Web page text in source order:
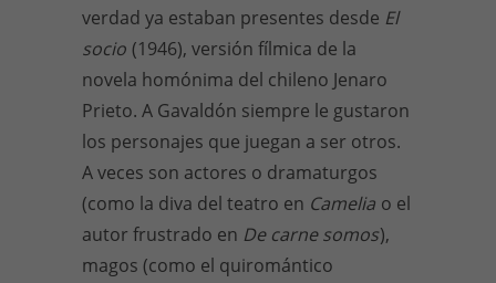
verdad ya estaban presentes desde El
socio (1946), versión fílmica de la
novela homónima del chileno Jenaro
Prieto. A Gavaldón siempre le gustaron
los personajes que juegan a ser otros.
A veces son actores o dramaturgos
(como la diva del teatro en Camelia o el
autor frustrado en De carne somos),
magos (como el quiromántico